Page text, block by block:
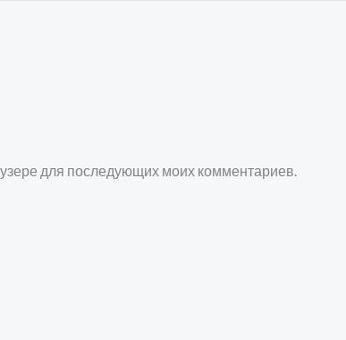
для последующих моих комментариев.